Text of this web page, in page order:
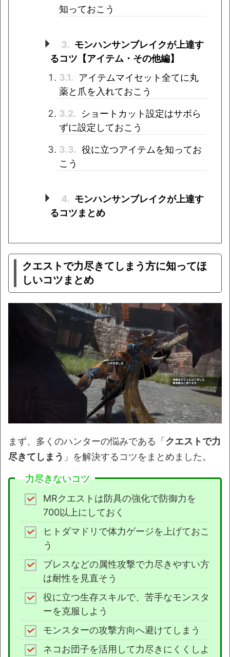
知っておこう
3. モンハンサンブレイクが上達す
るコツ【アイテム・その他編】
3.1. アイテムマイセット全てに丸
薬と爪を入れておこう
3.2.
ショートカット設定はサボら
ずに設定しておこう
3.3. 役に立つアイテムを知ってお
こう
4. モンハンサンブレイクが上達す
るコツまとめ
クエストで力尽きてしまう方に知ってほ
しいコツまとめ
まず、多くのハンターの悩みである「クエストで力
尽きてしまう 」を解決するコツをまとめました。
力尽きないコツ
MRクエストは防具の強化で防御力を
700以上にしておく
ヒトダマドリで体力ゲージを上げておこ
う
ブレスなどの属性攻撃で力尽きやすい方
は耐性を見直そう
役に立つ生存スキルで、苦手なモンスタ
ーを克服しよう
モンスターの攻撃方向へ避けてしまう
ネコお団子を活用して力尽きにくくしよ